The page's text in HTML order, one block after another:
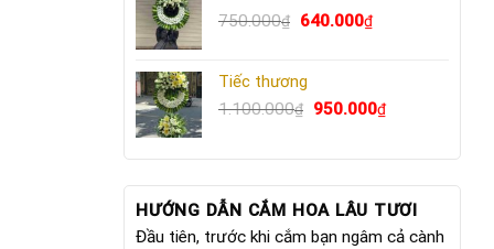
640.000₫.
750.000₫
Giá
750.000₫.
640.000₫Giá
640.000₫.
Tiếc thương
1.100.000₫
Giá
950.000₫Giá
HƯỚNG DẪN CẮM HOA LÂU TƯƠI
Đầu tiên, trước khi cắm bạn ngâm cả cành